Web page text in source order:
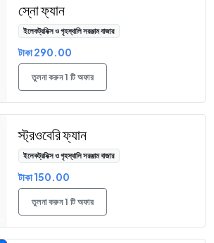
স্নো ফ্যান
ইলেকট্রনিক্স ও গৃহস্থালি সরঞ্জাম বাজার
টাকা 290.00
তুলনা করুন 1 টি অফার
স্ট্রওবেরি ফ্যান
ইলেকট্রনিক্স ও গৃহস্থালি সরঞ্জাম বাজার
টাকা 150.00
তুলনা করুন 1 টি অফার